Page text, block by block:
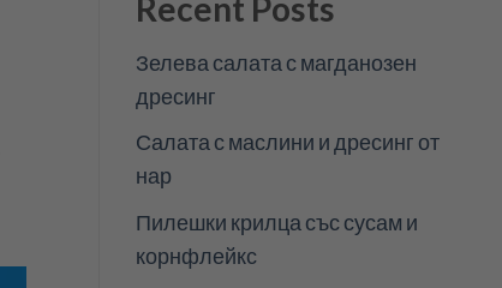
Зелева салата с магданозен
дресинг
Салата с маслини и дресинг от
нар
Пилешки крилца със сусам и
корнфлейкс